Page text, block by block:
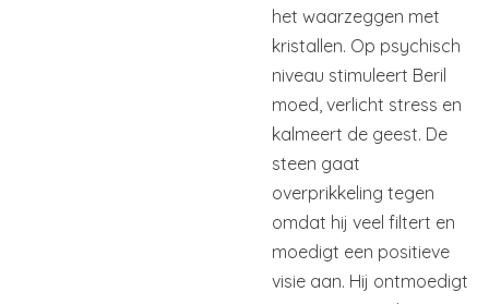
het waarzeggen met
kristallen. Op psychisch
niveau stimuleert Beril
moed, verlicht stress en
kalmeert de geest. De
steen gaat
overprikkeling tegen
omdat hij veel filtert en
moedigt een positieve
visie aan. Hij ontmoedigt